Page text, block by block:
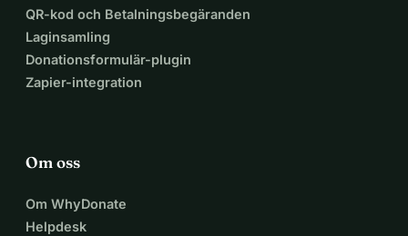
QR-kod och Betalningsbegäranden
Laginsamling
Donationsformulär-plugin
Zapier-integration
Om oss
Om WhyDonate
Helpdesk